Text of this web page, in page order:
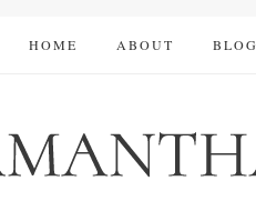
HOME ABOUT BLOG